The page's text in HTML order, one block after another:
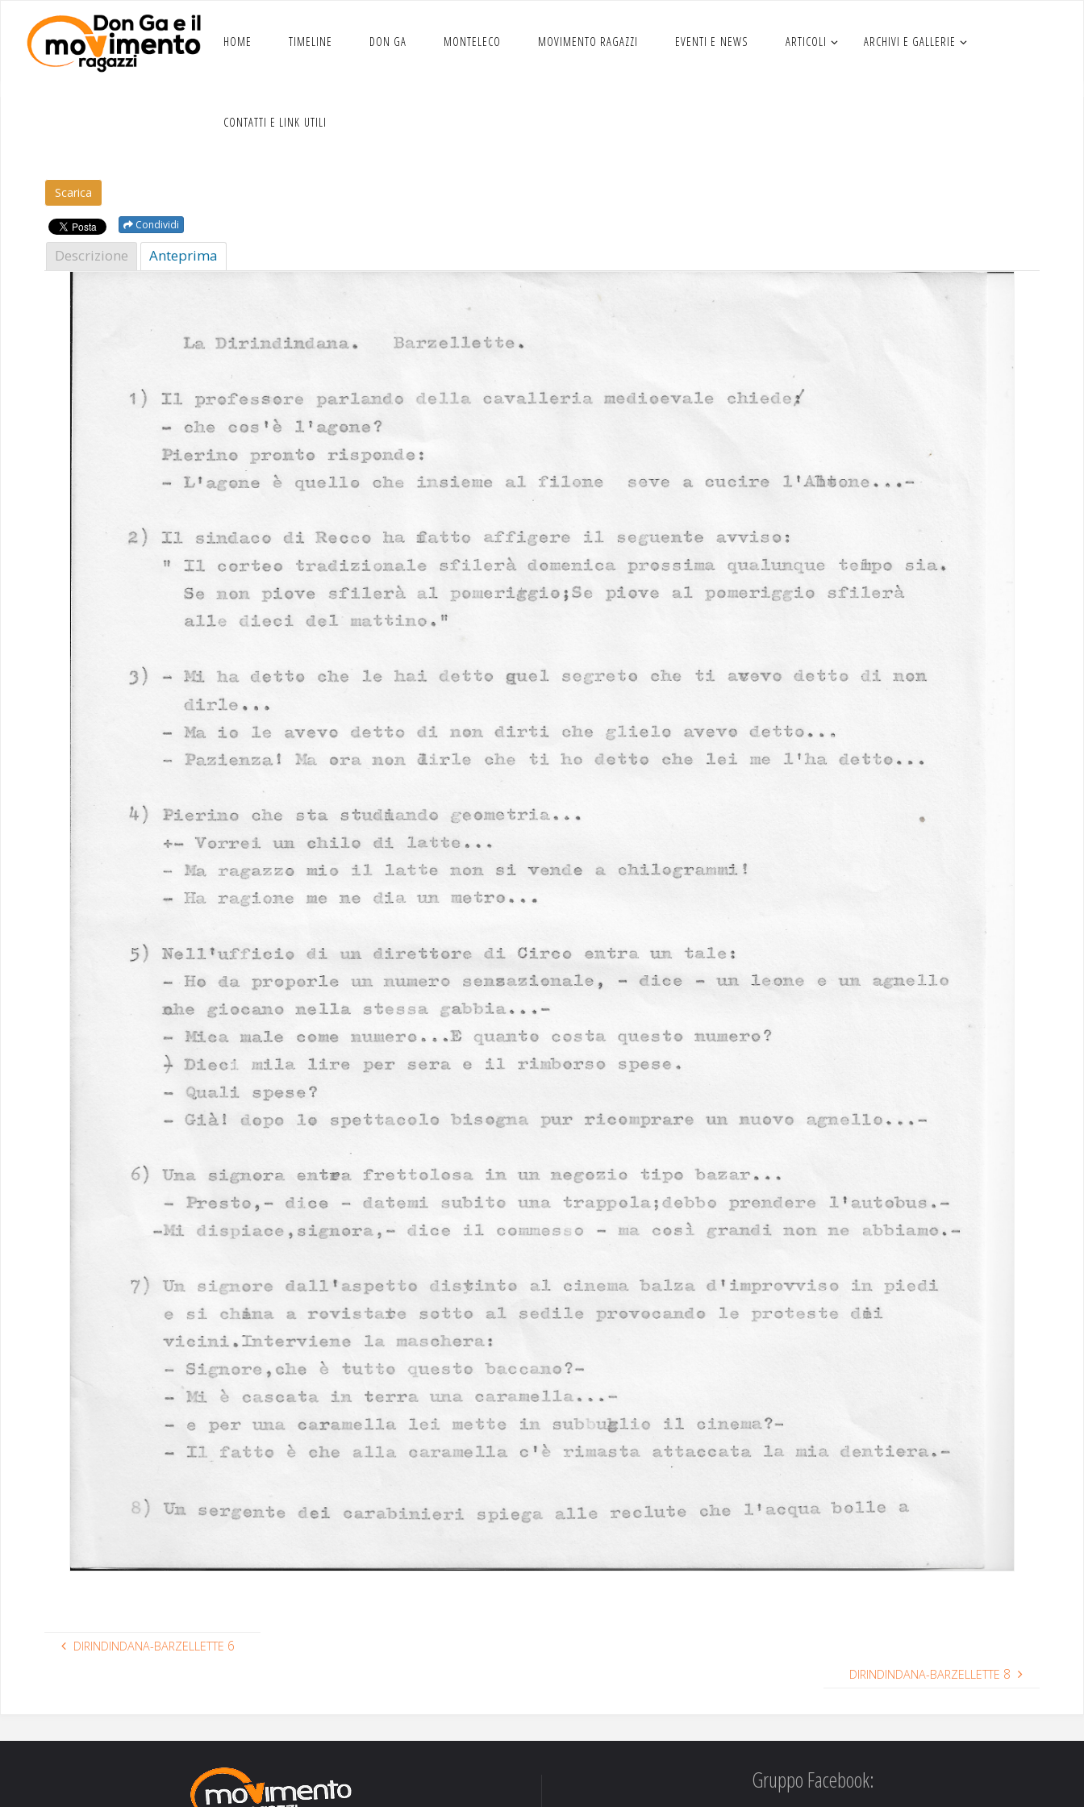
contenuto
HOME TIMELINE DON GA MONTELECO MOVIMENTO RAGAZZI EVENTI E NEWS ARTICOLI ARCHIVI E GALLERIE
CONTATTI E LINK UTILI
Scar­i­ca
Condividi
Descrizione Antepri­ma
DIRINDINDANA-BARZELLETTE 6
DIRINDINDANA-BARZELLETTE 8
Gruppo Facebook: